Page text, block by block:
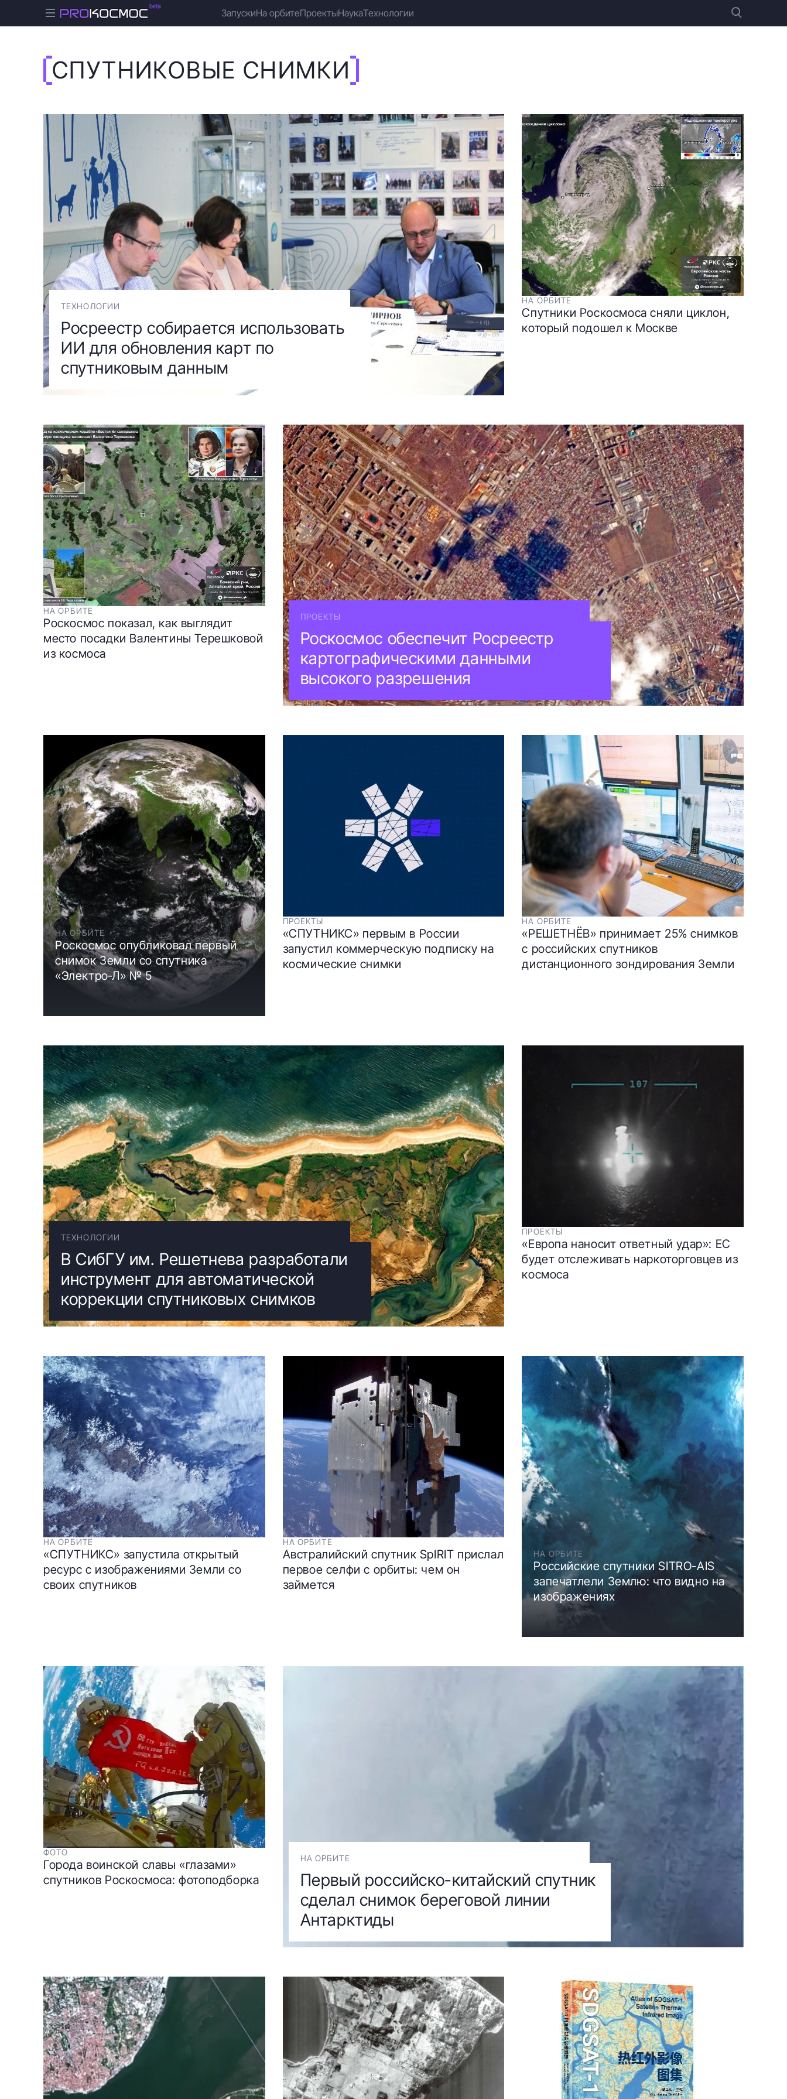
ЗапускиНа орбитеПроектыНаукаТехнологии
СПУТНИКОВЫЕ СНИМКИ
ТЕХНОЛОГИИ
Росреестр собирается использовать
ИИ для обновления карт по
спутниковым данным
НА ОРБИТЕ
Спутники Роскосмоса сняли циклон,
который подошел к Москве
НА ОРБИТЕ
Роскосмос показал, как выглядит
место посадки Валентины Терешковой
из космоса
ПРОЕКТЫ
Роскосмос обеспечит Росреестр
картографическими данными
высокого разрешения
НА ОРБИТЕ
Роскосмос опубликовал первый
снимок Земли со спутника
«Электро‑Л» № 5
ПРОЕКТЫ
«СПУТНИКС» первым в России
запустил коммерческую подписку на
космические снимки
НА ОРБИТЕ
«РЕШЕТНЁВ» принимает 25% снимков
с российских спутников
дистанционного зондирования Земли
ТЕХНОЛОГИИ
В СибГУ им. Решетнева разработали
инструмент для автоматической
коррекции спутниковых снимков
ПРОЕКТЫ
«Европа наносит ответный удар»: ЕС
будет отслеживать наркоторговцев из
космоса
НА ОРБИТЕ
«СПУТНИКС» запустила открытый
ресурс с изображениями Земли со
своих спутников
НА ОРБИТЕ
Австралийский спутник SpIRIT прислал
первое селфи с орбиты: чем он
займется
НА ОРБИТЕ
Российские спутники SITRO-AIS
запечатлели Землю: что видно на
изображениях
ФОТО
Города воинской славы «глазами»
спутников Роскосмоса: фотоподборка
НА ОРБИТЕ
Первый российско-китайский спутник
сделал снимок береговой линии
Антарктиды